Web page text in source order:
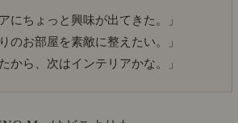
にちょっと興味が出てきた。」
のお部屋を素敵に整えたい。」
から、次はインテリアかな。」